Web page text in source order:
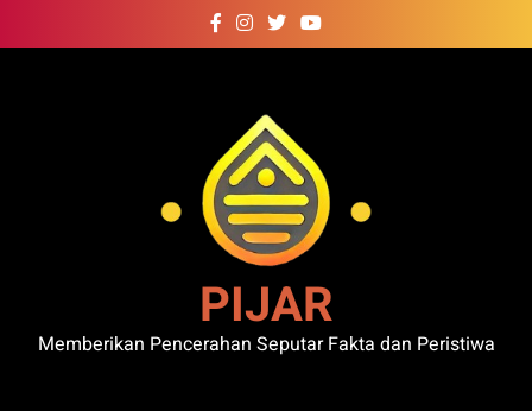
to
PIJAR
Memberikan Pencerahan Seputar Fakta dan Peristiwa